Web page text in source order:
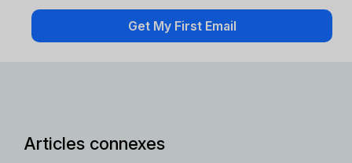
Articles connexes